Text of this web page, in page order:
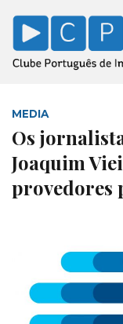
MEDIA
Os
Joaquim
provedores